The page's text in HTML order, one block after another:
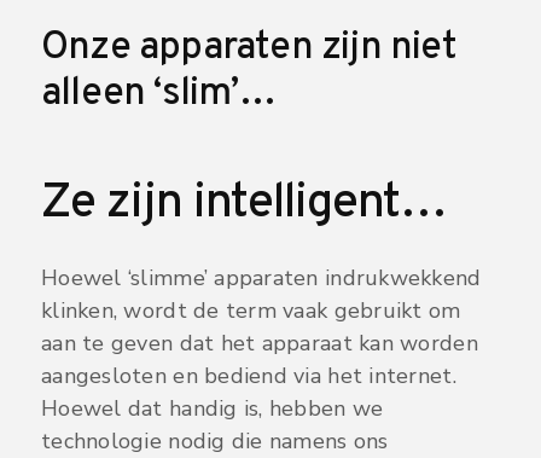
Onze apparaten zijn niet
alleen ‘slim’…
Ze zijn intelligent…
Hoewel ‘slimme’ apparaten indrukwekkend
klinken, wordt de term vaak gebruikt om
aan te geven dat het apparaat kan worden
aangesloten en bediend via het internet.
Hoewel dat handig is, hebben we
technologie nodig die namens ons